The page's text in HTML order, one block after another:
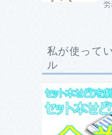
私が使って
ル